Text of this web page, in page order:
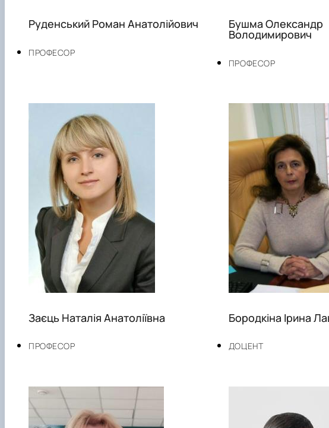
ПРОФЕСОР
Руденський Роман Анатолійович
ПРОФЕСОР
Бушма Олександр
Володимирович
ПРОФЕСОР
Заєць Наталія Анатоліївна
ДОЦЕНТ
Бородкіна Ірина